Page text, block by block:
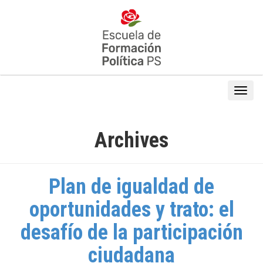
Archives
Plan de igualdad de
oportunidades y trato: el
desafío de la participación
ciudadana